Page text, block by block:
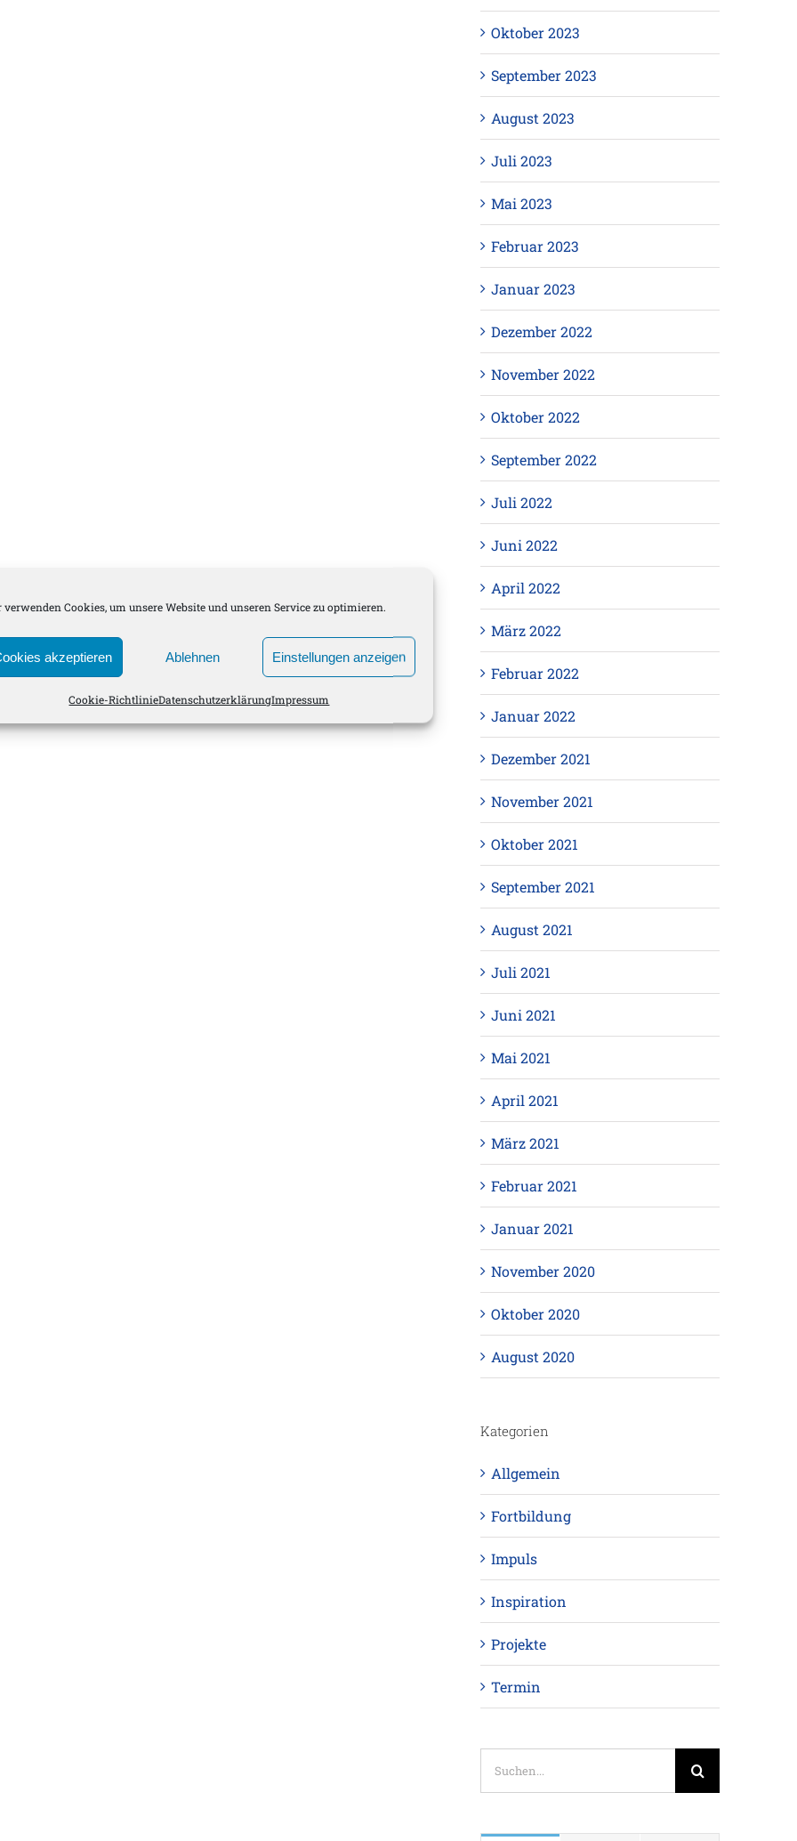
verwenden Cookies, um unsere Website und unseren Service zu optimieren.
akzeptieren Ablehnen Einstellungen anzeigen
Cookie-RichtlinieDatenschutzerklärungImpressum
Oktober 2023
September 2023
August 2023
Juli 2023
Mai 2023
Februar 2023
Januar 2023
Dezember 2022
November 2022
Oktober 2022
September 2022
Juli 2022
Juni 2022
April 2022
März 2022
Februar 2022
Januar 2022
Dezember 2021
November 2021
Oktober 2021
September 2021
August 2021
Juli 2021
Juni 2021
Mai 2021
April 2021
März 2021
Februar 2021
Januar 2021
November 2020
Oktober 2020
August 2020
Kategorien
Allgemein
Fortbildung
Impuls
Inspiration
Projekte
Termin